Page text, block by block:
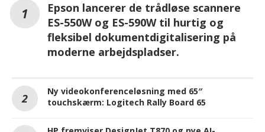
Epson lancerer de trådløse scannere
ES-550W og ES-590W til hurtig og
fleksibel dokumentdigitalisering på
moderne arbejdspladser.
Ny videokonferenceløsning med 65″
touchskærm: Logitech Rally Board 65